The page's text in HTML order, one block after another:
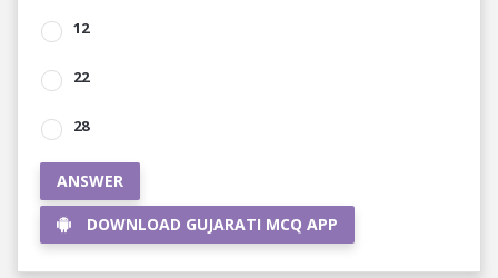
12
22
28
ANSWER
DOWNLOAD GUJARATI MCQ APP